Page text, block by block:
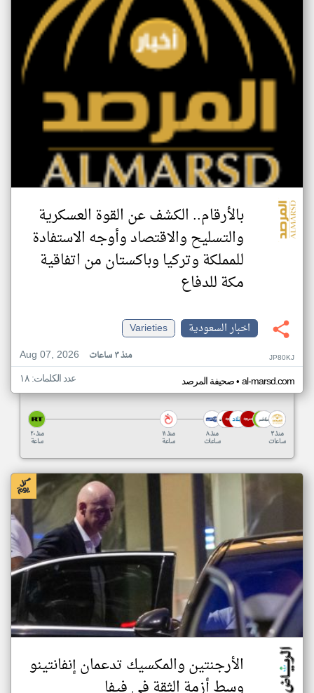
بالأرقام.. الكشف عن القوة العسكرية
والتسليح والاقتصاد وأوجه الاستفادة
للمملكة وتركيا وباكستان من اتفاقية
مكة للدفاع
اخبار السعودية
Varieties
Aug 07, 2026
منذ ٣ ساعات JP80KJ
صحيفة المرصد• al-marsd.com عدد الكلمات: ١٨
منذ ٢٠
ساعة
منذ ١١
ساعة
منذ ٨
ساعات
منذ ٣
ساعات
الأرجنتين والمكسيك تدعمان إنفانتينو